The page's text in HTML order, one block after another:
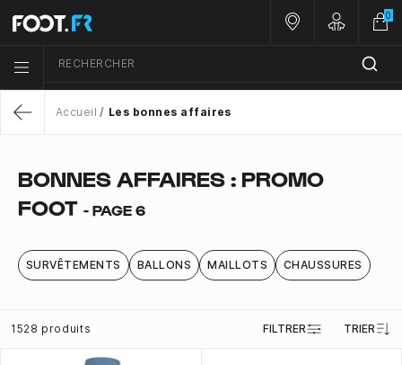
Menu list icon
RECHERCHER
Nos magasins
Customer
0
Accueil Les bonnes affaires
BONNES AFFAIRES : PROMO
FOOT - PAGE 6
SURVÊTEMENTS BALLONS MAILLOTS CHAUSSURES
1528 produits FILTRER TRIER